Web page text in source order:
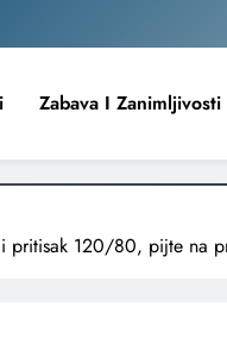
Zabava I Zanimljivosti
pritisak 120/80, pijte na